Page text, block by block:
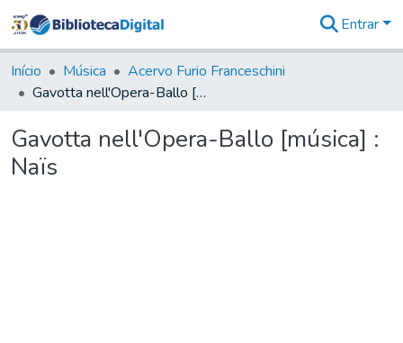
&
Coleções
Tudo na
Digital
Entrar
Início Música
Acervo Furio Franceschini
Gavotta nell'Opera-Ballo [música] : Naïs
Gavotta nell'Opera-Ballo [música] :
Naïs